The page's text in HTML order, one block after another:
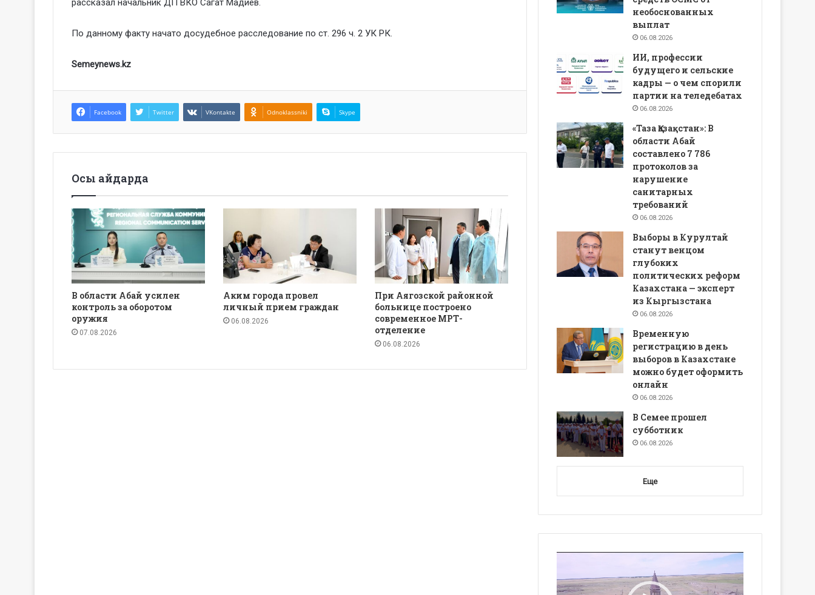
рассказал начальник ДП ВКО Сагат Мадиев.
По данному факту начато досудебное расследование по ст. 296 ч. 2 УК РК.
Semeynews.kz
Facebook Twitter VKontakte Odnoklassniki Skype
Осы айдарда
В области Абай усилен
контроль за оборотом
оружия
07.08.2026
Аким города провел
личный прием граждан
06.08.2026
При Аягозской районной
больнице построено
современное МРТ-
отделение
06.08.2026
необоснованных
выплат
06.08.2026
ИИ, профессии
будущего и сельские
кадры — о чем спорили
партии на теледебатах
06.08.2026
«Таза Қазақстан»: В
области Абай
составлено 7 786
протоколов за
нарушение
санитарных
требований
06.08.2026
Выборы в Курултай
станут венцом
глубоких
политических реформ
Казахстана — эксперт
из Кыргызстана
06.08.2026
Временную
регистрацию в день
выборов в Казахстане
можно будет оформить
онлайн
06.08.2026
В Семее прошел
субботник
06.08.2026
Еще